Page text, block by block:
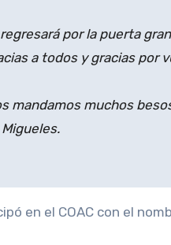
por la puerta
a todos y gracias por
mandamos muchos
en el COAC con el